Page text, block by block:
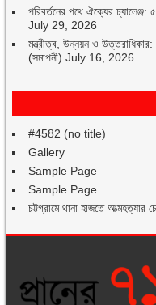
পরিবর্তনের পথে ঐক্যের চ্যালেঞ্জ:
July 29, 2026
মন্ত্রীত্ব, উন্নয়ন ও উত্তরাধিকার:
(সমাপনী) July 16, 2026
#4582 (no title)
Gallery
Sample Page
Sample Page
চট্টগ্রামে থানা হাজতে আত্মহত্যার